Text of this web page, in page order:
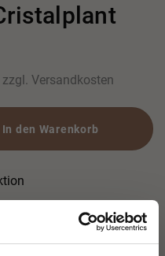
zzgl.Versandkosten
biobased Menge
In den Warenkorb